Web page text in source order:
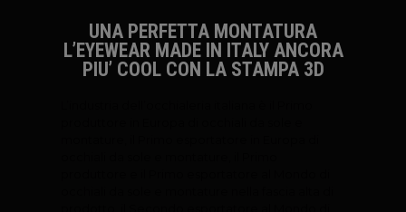
UNA PERFETTA MONTATURA
L’EYEWEAR MADE IN ITALY ANCORA
PIU’ COOL CON LA STAMPA 3D